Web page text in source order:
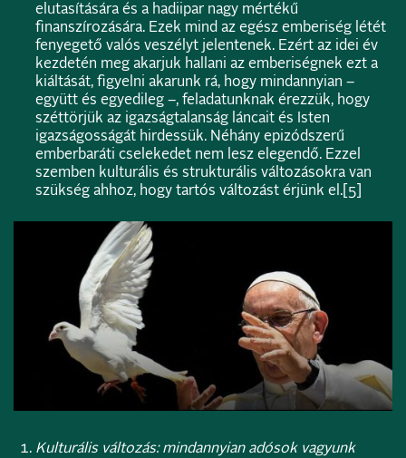
elutasítására és a hadiipar nagy mértékű
finanszírozására. Ezek mind az egész emberiség létét
fenyegető valós veszélyt jelentenek. Ezért az idei év
kezdetén meg akarjuk hallani az emberiségnek ezt a
kiáltását, figyelni akarunk rá, hogy mindannyian –
együtt és egyedileg –, feladatunknak érezzük, hogy
széttörjük az igazságtalanság láncait és Isten
igazságosságát hirdessük. Néhány epizódszerű
emberbaráti cselekedet nem lesz elegendő. Ezzel
szemben kulturális és strukturális változásokra van
szükség ahhoz, hogy tartós változást érjünk el. [5]
Kulturális változás: mindannyian adósok vagyunk